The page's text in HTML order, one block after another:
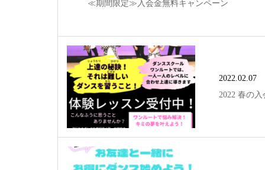
≪期間限定≫入会金無料キャンペーン
2022.02.07
2022 春の